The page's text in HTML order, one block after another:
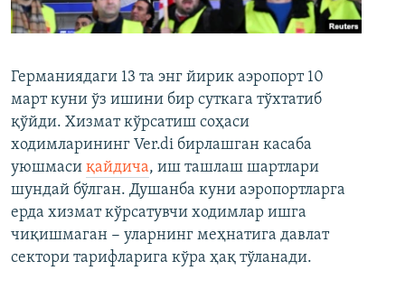
Германиядаги 13 та энг йирик аэропорт 10
март куни ўз ишини бир суткага тўхтатиб
қўйди. Хизмат кўрсатиш соҳаси
ходимларининг Ver.di бирлашган касаба
уюшмаси қайдича, иш ташлаш шартлари
шундай бўлган. Душанба куни аэропортларга
ерда хизмат кўрсатувчи ходимлар ишга
чиқишмаган − уларнинг меҳнатига давлат
сектори тарифларига кўра ҳақ тўланади.